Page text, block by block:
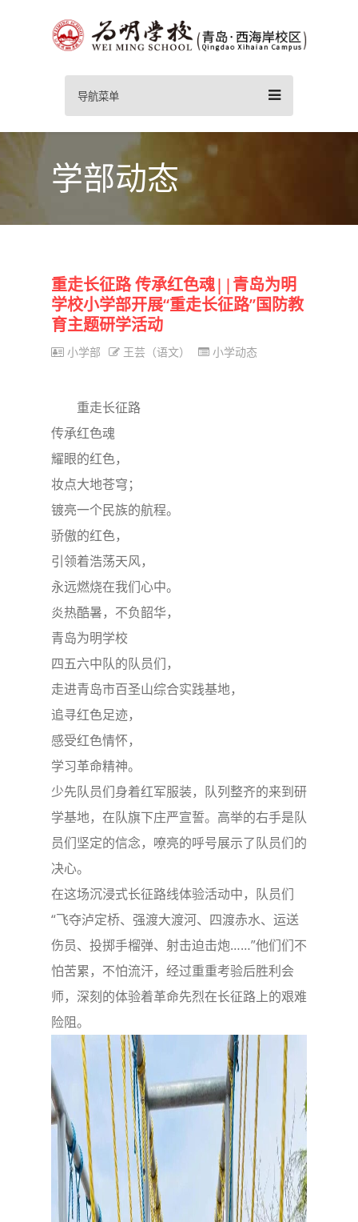
导航菜单
学部动态
重走长征路 传承红色魂||青岛为明
学校小学部开展“重走长征路”国防教
育主题研学活动
小学部 王芸（语文） 小学动态
重走长征路
传承红色魂
耀眼的红色，
妆点大地苍穹；
镀亮一个民族的航程。
骄傲的红色，
引领着浩荡天风，
永远燃烧在我们心中。
炎热酷暑，不负韶华，
青岛为明学校
四五六中队的队员们，
走进青岛市百圣山综合实践基地，
追寻红色足迹，
感受红色情怀，
学习革命精神。
少先队员们身着红军服装，队列整齐的来到研
学基地，在队旗下庄严宣誓。高举的右手是队
员们坚定的信念，嘹亮的呼号展示了队员们的
决心。
在这场沉浸式长征路线体验活动中，队员们
“飞夺泸定桥、强渡大渡河、四渡赤水、运送
伤员、投掷手榴弹、射击迫击炮……”他们们不
怕苦累，不怕流汗，经过重重考验后胜利会
师，深刻的体验着革命先烈在长征路上的艰难
险阻。